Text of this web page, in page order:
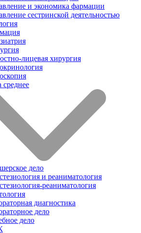
и экономика фармации
сестринской деятельностью
лицевая хирургия
дело
и реаниматология
реаниматология
диагностика
дело
дело